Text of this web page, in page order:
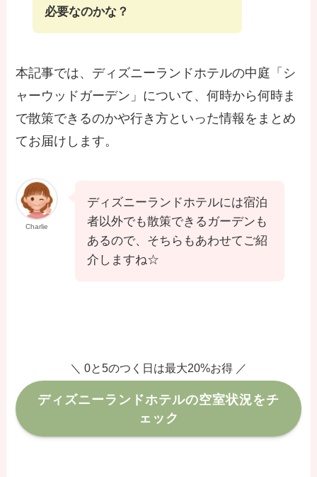
必要なのかな？
本記事では、ディズニーランドホテルの中庭「シ
ャーウッドガーデン」について、何時から何時ま
で散策できるのかや行き方といった情報をまとめ
てお届けします。
Charlie
ディズニーランドホテルには宿泊
者以外でも散策できるガーデンも
あるので、そちらもあわせてご紹
介しますね☆
＼ 0と5のつく日は最大20%お得 ／
ディズニーランドホテルの空室状況をチ
ェック